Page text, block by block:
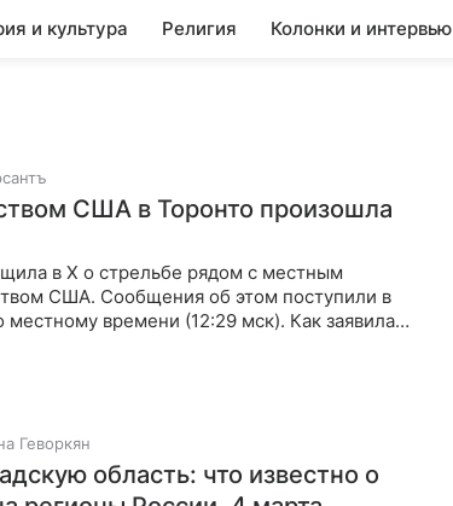
и культура Религия Колонки и интервью
США в Торонто произошла
в X о стрельбе рядом с местным
США. Сообщения об этом поступили в
времени (12:29 мск). Как заявила
Геворкян
область: что известно о